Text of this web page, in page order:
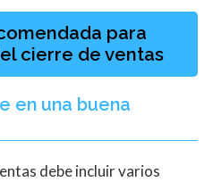
para
cierre de ventas
en una buena
debe incluir varios